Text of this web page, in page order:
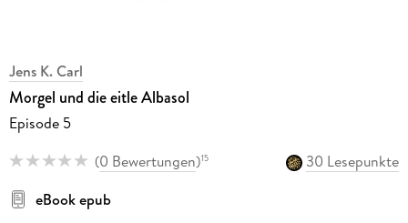
Jens K. Carl
Morgel und die eitle Albasol
Episode 5
(0 Bewertungen)15
30 Lesepunkte
eBook epub